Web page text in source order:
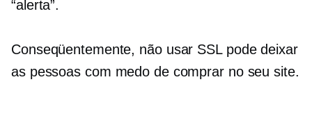
“alerta”.
Conseqüentemente, não usar SSL pode deixar
as pessoas com medo de comprar no seu site.